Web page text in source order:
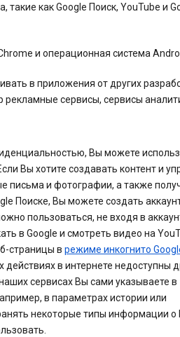
такие как Google Поиск, YouTube и
и операционная система
в приложения от других
рекламные сервисы, сервисы
Вы можете
Вы хотите создавать контент и
письма и фотографии, а также
Поиске, Вы можете создать
пользоваться, не входя в
в Google и смотреть видео на
страницы в режиме инкогнито
в интернете недоступны
сервисах Вы сами указываете в
в параметрах истории или
некоторые типы информации о